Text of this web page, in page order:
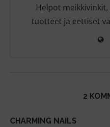
Helpot
tuotteet ja eettiset
2
CHARMING NAILS